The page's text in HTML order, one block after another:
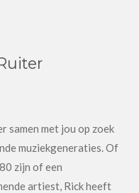
samen met jou op zoek
muziekgeneraties. Of
zijn of een
artiest, Rick heeft